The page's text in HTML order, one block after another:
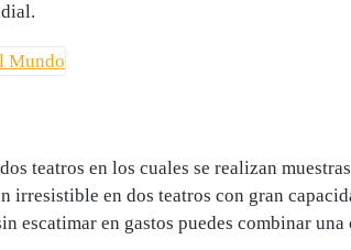
teatros en los cuales se realizan
irresistible en dos teatros con gran
escatimar en gastos puedes combinar